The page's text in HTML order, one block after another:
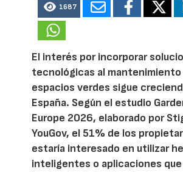
1687
El interés por incorporar
tecnológicas al mantenimiento
espacios verdes sigue
España. Según el estudio
Europe 2026, elaborado por
YouGov, el 51% de los
estaría interesado en utilizar
inteligentes o aplicaciones